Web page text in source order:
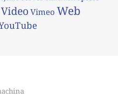
VideoVimeo Web